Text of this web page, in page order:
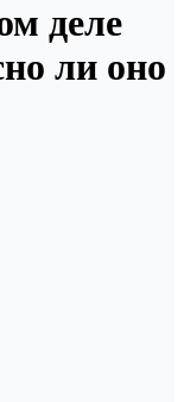
деле
ли оно